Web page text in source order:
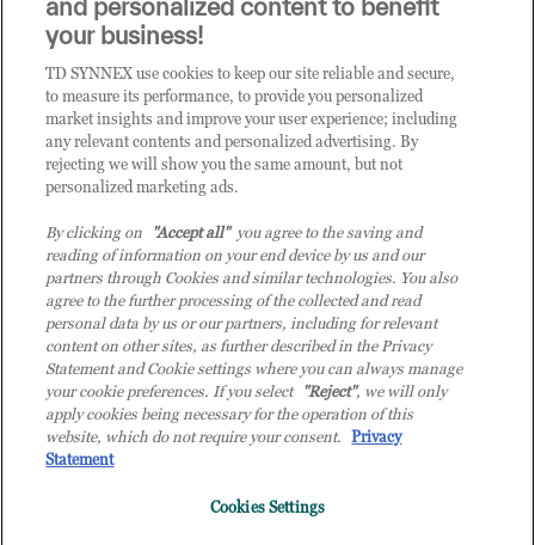
CLICCA QUI E DIVENTA
CLIENTE TD SYNNEX
© 2026 TD SYNNEX Italy S.r.l. - Sede legale: via Luigi Russolo 9, 20138 Milano
(MI) - Numero di iscrizione al Registro delle Imprese di Milano e Codice Fiscale:
07092780159 - P.IVA: 07092780159 - Eur 12.569.000,00 i.v - TD SYNNEX e TD
in altri Paesi. Società a socio unico soggetta all’attività di direzione e coordinamento
and personalized content to benefit
your business!
TD SYNNEX use cookies to keep our site reliable and secure,
to measure its performance, to provide you personalized
market insights and improve your user experience; including
any relevant contents and personalized advertising. By
rejecting we will show you the same amount, but not
personalized marketing ads.
By clicking on "Accept all"you agree to the saving and
reading of information on your end device by us and our
partners through Cookies and similar technologies. You also
agree to the further processing of the collected and read
personal data by us or our partners, including for relevant
content on other sites, as further described in the Privacy
Statement and Cookie settings where you can always manage
your cookie preferences. If you select "Reject", we will only
apply cookies being necessary for the operation of this
website, which do not require your consent. Privacy
Statement
Cookies Settings